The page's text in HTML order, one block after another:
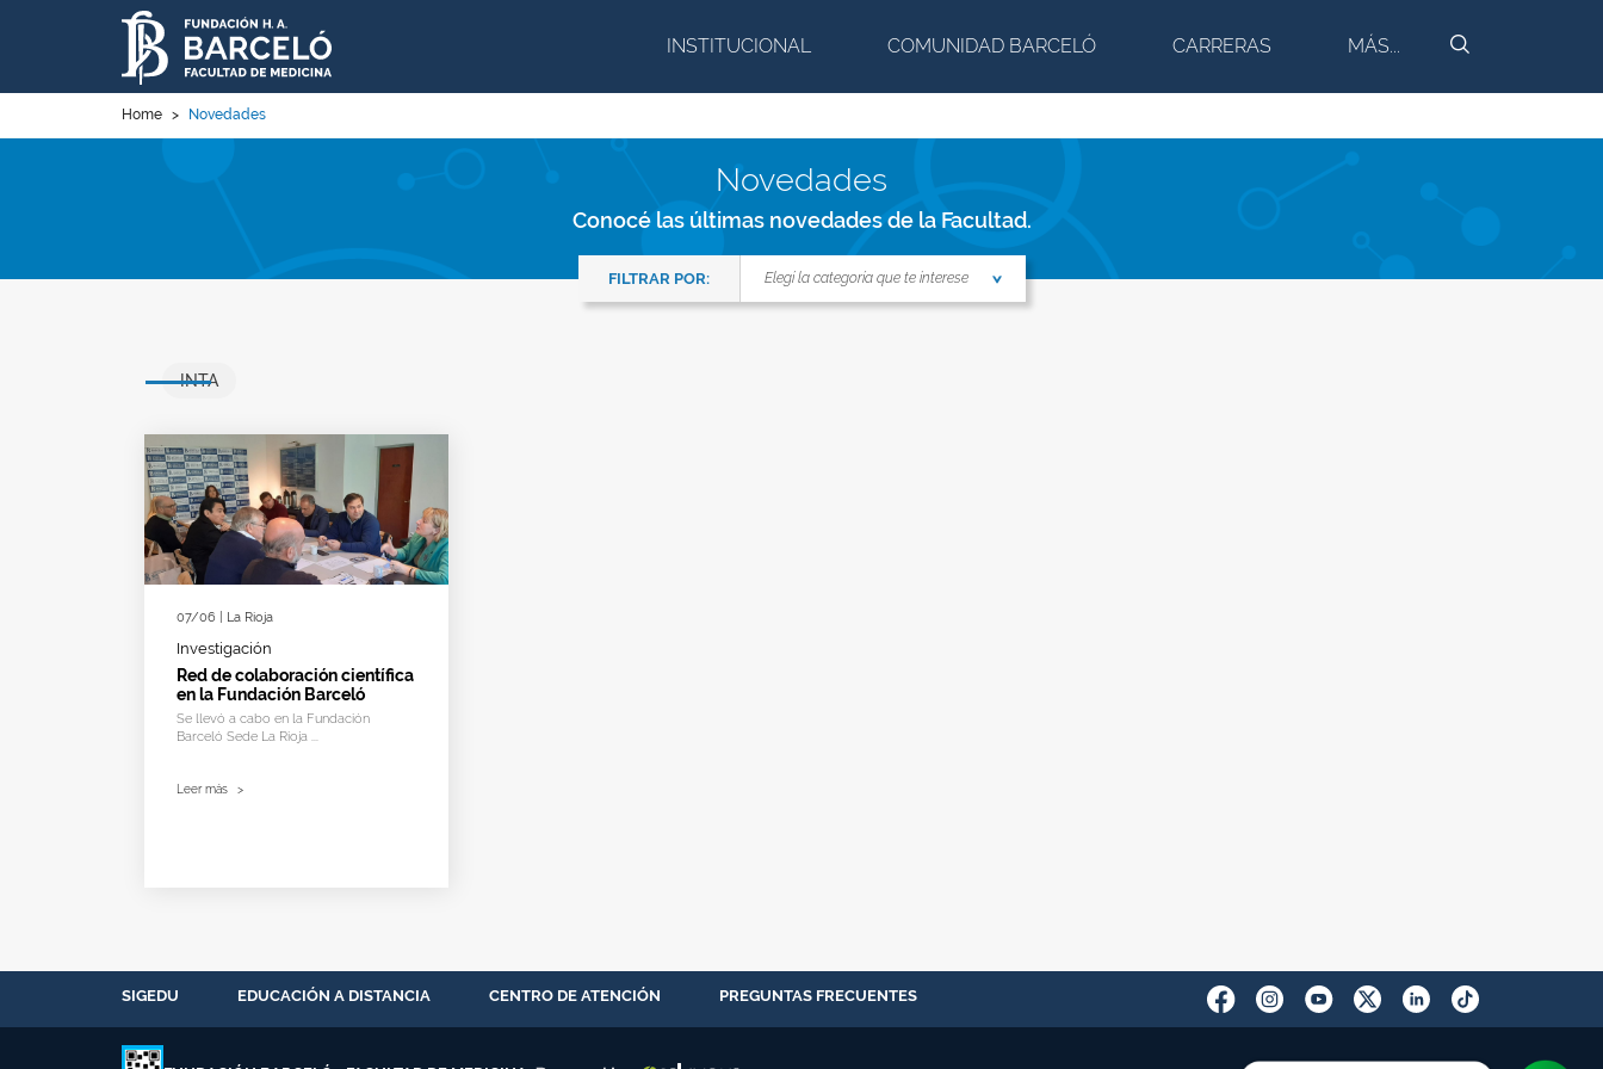
INSTITUCIONAL COMUNIDAD BARCELÓ CARRERAS MÁS... BUSCAR
Home > Novedades
Novedades
Conocé las últimas novedades de la Facultad.
FILTRAR POR: Elegí la categoría que te interese
INTA
07/06 | La Rioja
Investigación
Red de colaboración científica
en la Fundación Barceló
Se llevó a cabo en la Fundación
Barceló Sede La Rioja ...
Leer más >
SIGEDU EDUCACIÓN A DISTANCIA CENTRO DE ATENCIÓN PREGUNTAS FRECUENTES